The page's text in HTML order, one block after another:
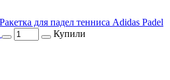
для падел тенниса Adidas Padel
Купили